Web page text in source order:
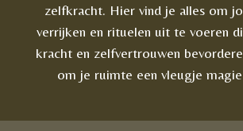
zelfkracht. Hier vind je alles om
verrijken en rituelen uit te voeren
kracht en zelfvertrouwen
om je ruimte een vleugje